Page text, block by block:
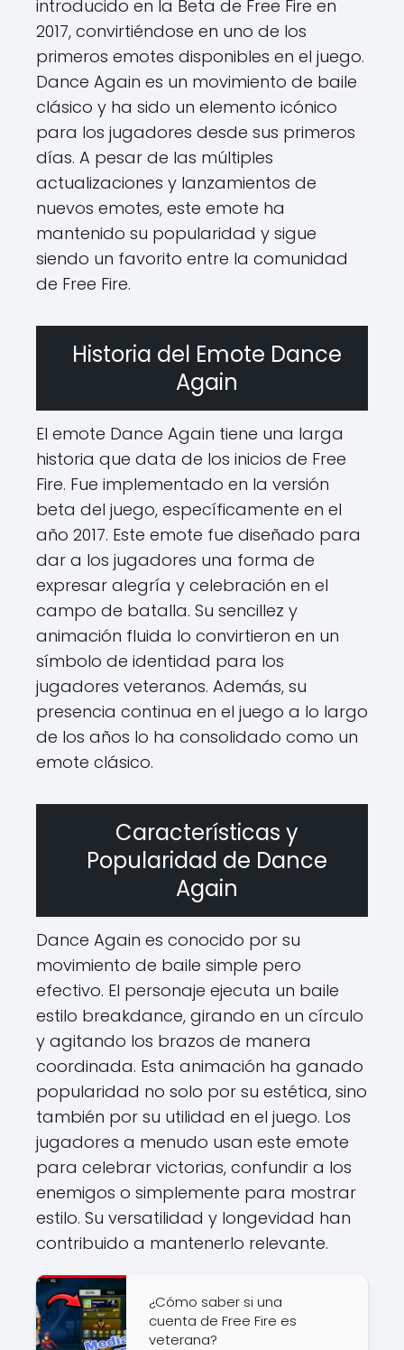
introducido en la Beta de Free Fire en
2017, convirtiéndose en uno de los
primeros emotes disponibles en el juego.
Dance Again es un movimiento de baile
clásico y ha sido un elemento icónico
para los jugadores desde sus primeros
días. A pesar de las múltiples
actualizaciones y lanzamientos de
nuevos emotes, este emote ha
mantenido su popularidad y sigue
siendo un favorito entre la comunidad
de Free Fire.
Historia del Emote Dance
Again
El emote Dance Again tiene una larga
historia que data de los inicios de Free
Fire. Fue implementado en la versión
beta del juego, específicamente en el
año 2017. Este emote fue diseñado para
dar a los jugadores una forma de
expresar alegría y celebración en el
campo de batalla. Su sencillez y
animación fluida lo convirtieron en un
símbolo de identidad para los
jugadores veteranos. Además, su
presencia continua en el juego a lo largo
de los años lo ha consolidado como un
emote clásico.
Características y
Popularidad de Dance
Again
Dance Again es conocido por su
movimiento de baile simple pero
efectivo. El personaje ejecuta un baile
estilo breakdance, girando en un círculo
y agitando los brazos de manera
coordinada. Esta animación ha ganado
popularidad no solo por su estética, sino
también por su utilidad en el juego. Los
jugadores a menudo usan este emote
para celebrar victorias, confundir a los
enemigos o simplemente para mostrar
estilo. Su versatilidad y longevidad han
contribuido a mantenerlo relevante.
¿Cómo saber si una
cuenta de Free Fire es
veterana?